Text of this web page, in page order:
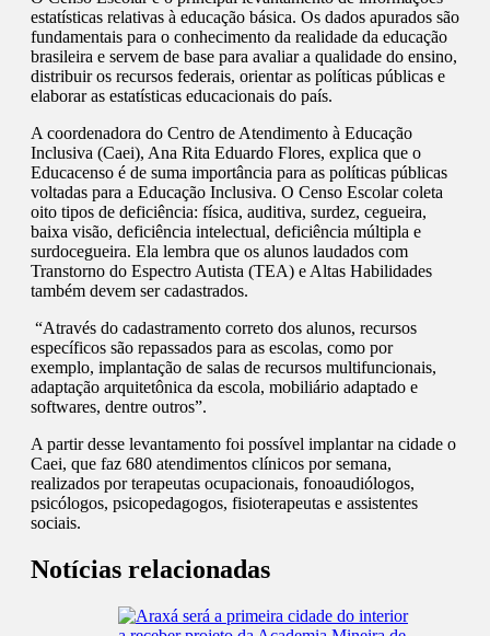
estatísticas relativas à educação básica. Os dados apurados são
fundamentais para o conhecimento da realidade da educação
brasileira e servem de base para avaliar a qualidade do ensino,
distribuir os recursos federais, orientar as políticas públicas e
elaborar as estatísticas educacionais do país.
A coordenadora do Centro de Atendimento à Educação
Inclusiva (Caei), Ana Rita Eduardo Flores, explica que o
Educacenso é de suma importância para as políticas públicas
voltadas para a Educação Inclusiva. O Censo Escolar coleta
oito tipos de deficiência: física, auditiva, surdez, cegueira,
baixa visão, deficiência intelectual, deficiência múltipla e
surdocegueira. Ela lembra que os alunos laudados com
Transtorno do Espectro Autista (TEA) e Altas Habilidades
também devem ser cadastrados.
“Através do cadastramento correto dos alunos, recursos
específicos são repassados para as escolas, como por
exemplo, implantação de salas de recursos multifuncionais,
adaptação arquitetônica da escola, mobiliário adaptado e
softwares, dentre outros”.
A partir desse levantamento foi possível implantar na cidade o
Caei, que faz 680 atendimentos clínicos por semana,
realizados por terapeutas ocupacionais, fonoaudiólogos,
psicólogos, psicopedagogos, fisioterapeutas e assistentes
sociais.
Notícias relacionadas